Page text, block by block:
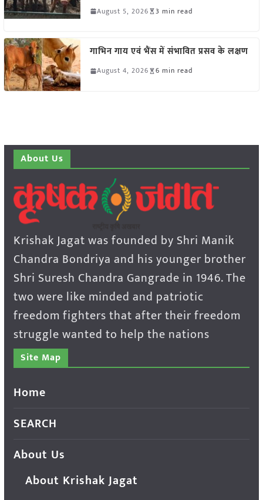
August 5, 2026 3 min read
गाभिन गाय एवं भैंस में संभावित प्रसव के लक्षण
August 4, 2026 6 min read
About Us
Krishak Jagat was founded by Shri Manik
Chandra Bondriya and his younger brother
Shri Suresh Chandra Gangrade in 1946. The
two were like minded and patriotic
freedom fighters that after their freedom
struggle wanted to help the nations
Site Map
Home
SEARCH
About Us
About Krishak Jagat